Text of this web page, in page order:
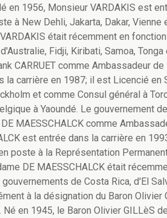
en 1956, Monsieur VARDAKIS est
à New Dehli, Jakarta, Dakar, Vienne
était récemment en
Fidji, Kiribati, Samoa, Tonga
CARRUET comme Ambassadeur de
la carrière en 1987; il est Licencié en
et comme Consul général à
à Yaoundé. Le gouvernement
MAESSCHALCK comme
est entrée dans la carrière en
poste à la Représentation
DE MAESSCHALCK était
de Costa Rica, d'El
à la désignation du Baron Olivier
en 1945, le Baron Olivier GILLèS